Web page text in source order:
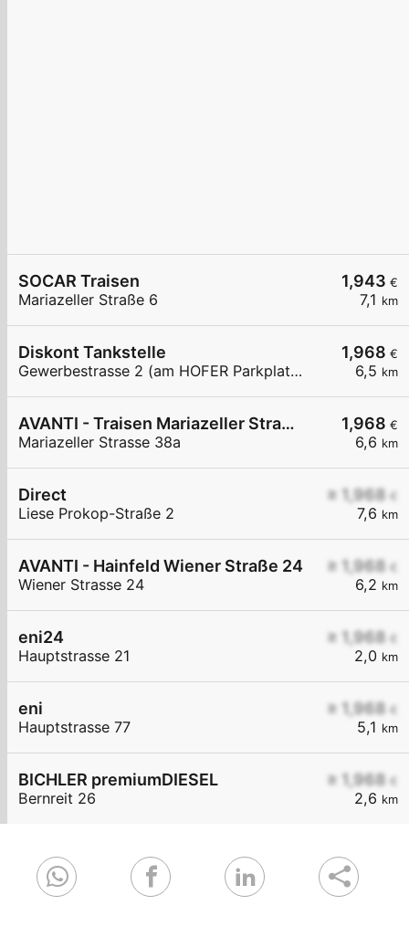
1,943 €
7,1 km
SOCAR Traisen
Mariazeller Straße 6
1,968 €
6,5 km
Diskont Tankstelle
Gewerbestrasse 2 (am HOFER Parkplatz)
1,968 €
6,6 km
AVANTI - Traisen Mariazeller Straße 38a
Mariazeller Strasse 38a
≥ 1,968 €
7,6 km
Direct
Liese Prokop-Straße 2
≥ 1,968 €
6,2 km
AVANTI - Hainfeld Wiener Straße 24
Wiener Strasse 24
≥ 1,968 €
2,0 km
eni24
Hauptstrasse 21
≥ 1,968 €
5,1 km
eni
Hauptstrasse 77
≥ 1,968 €
2,6 km
BICHLER premiumDIESEL
Bernreit 26